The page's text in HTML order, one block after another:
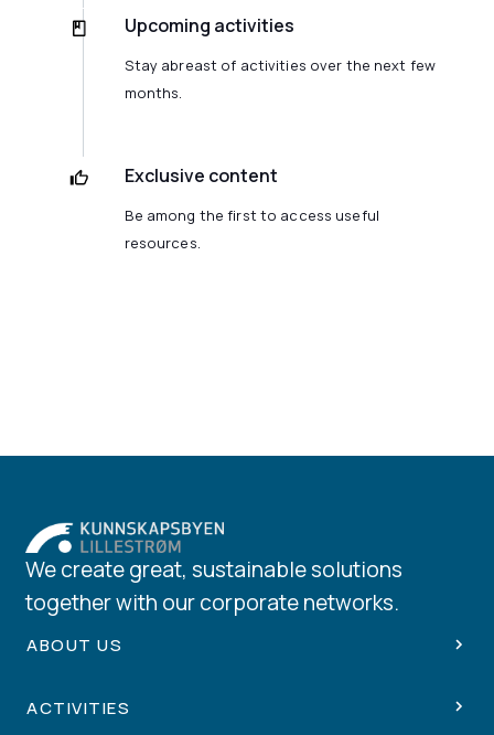
Upcoming activities
Stay abreast of activities over the next few
months.
Exclusive content
Be among the first to access useful
resources.
We create great, sustainable solutions
together with our corporate networks.
ABOUT US
ACTIVITIES